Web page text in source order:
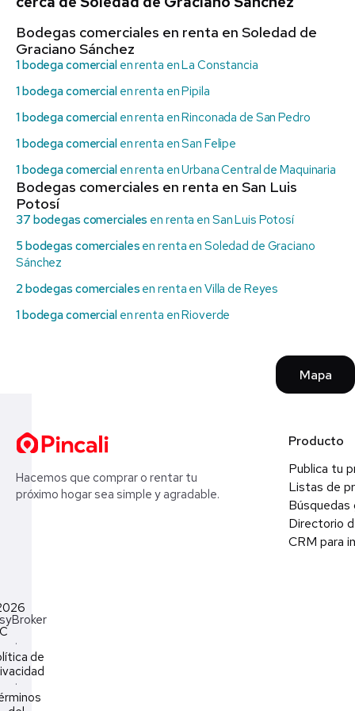
Bodegas comerciales en renta en Soledad de
Graciano Sánchez
1 bodega comercialen renta en La Constancia
1 bodega comercialen renta en Pipila
1 bodega comercialen renta en Rinconada de San Pedro
1 bodega comercialen renta en San Felipe
1 bodega comercialen renta en Urbana Central de Maquinaria
Bodegas comerciales en renta en San Luis
Potosí
37 bodegas comerciales en renta en San Luis Potosí
5 bodegas comerciales en renta en Soledad de Graciano
Sánchez
2 bodegas comerciales en renta en Villa de Reyes
1 bodega comercialen renta en Rioverde
Mapa
Hacemos que comprar o rentar tu
próximo hogar sea simple y agradable.
Producto
Publica tu
Listas de
Búsquedas
Directorio
CRM para
·
de
·